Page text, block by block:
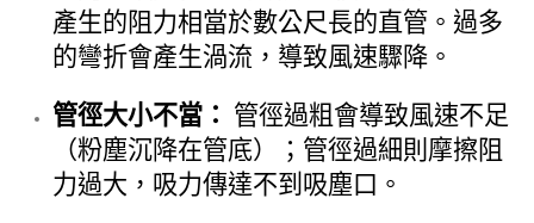
產生的阻力相當於數公尺長的直管。過多
的彎折會產生渦流，導致風速驟降。
管徑大小不當： 管徑過粗會導致風速不足
（粉塵沉降在管底）；管徑過細則摩擦阻
力過大，吸力傳達不到吸塵口。